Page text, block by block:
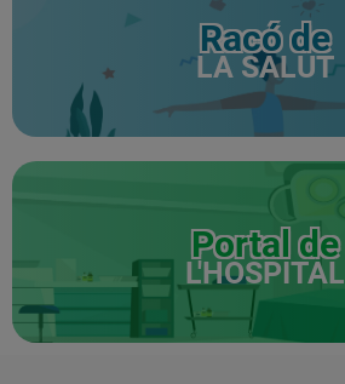
Racó de
LA SALUT
Portal de
L'HOSPITAL